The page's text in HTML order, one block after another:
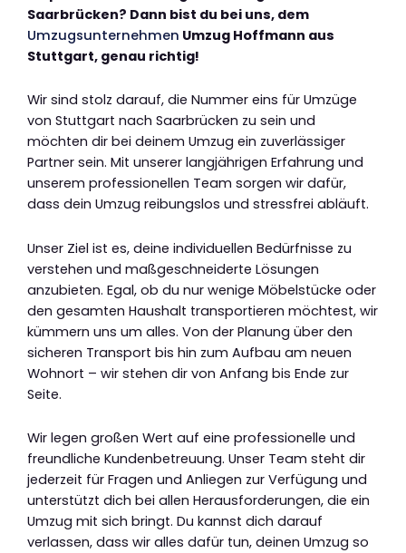
Saarbrücken? Dann bist du bei uns, dem
Umzugsunternehmen Umzug Hoffmann aus
Stuttgart, genau richtig!
Wir sind stolz darauf, die Nummer eins für Umzüge
von Stuttgart nach Saarbrücken zu sein und
möchten dir bei deinem Umzug ein zuverlässiger
Partner sein. Mit unserer langjährigen Erfahrung und
unserem professionellen Team sorgen wir dafür,
dass dein Umzug reibungslos und stressfrei abläuft.
Unser Ziel ist es, deine individuellen Bedürfnisse zu
verstehen und maßgeschneiderte Lösungen
anzubieten. Egal, ob du nur wenige Möbelstücke oder
den gesamten Haushalt transportieren möchtest, wir
kümmern uns um alles. Von der Planung über den
sicheren Transport bis hin zum Aufbau am neuen
Wohnort – wir stehen dir von Anfang bis Ende zur
Seite.
Wir legen großen Wert auf eine professionelle und
freundliche Kundenbetreuung. Unser Team steht dir
jederzeit für Fragen und Anliegen zur Verfügung und
unterstützt dich bei allen Herausforderungen, die ein
Umzug mit sich bringt. Du kannst dich darauf
verlassen, dass wir alles dafür tun, deinen Umzug so